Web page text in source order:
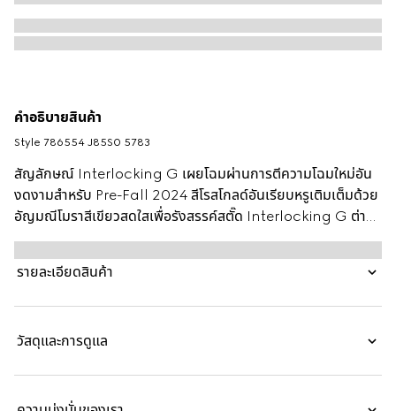
คำอธิบายสินค้า
Style ‎786554 J85S0 5783
สัญลักษณ์ Interlocking G เผยโฉมผ่านการตีความโฉมใหม่อัน
งดงามสำหรับ Pre-Fall 2024 สีโรสโกลด์อันเรียบหรูเติมเต็มด้วย
อัญมณีโมราสีเขียวสดใสเพื่อรังสรรค์สตั๊ด Interlocking G ต่างหู
คู่นี้นี้สวมใส่ได้อย่างลงตัวกับแอคเซสเซอรี่อื่นๆ จากไลน์เดียวกัน
รายละเอียดสินค้า
วัสดุและการดูแล